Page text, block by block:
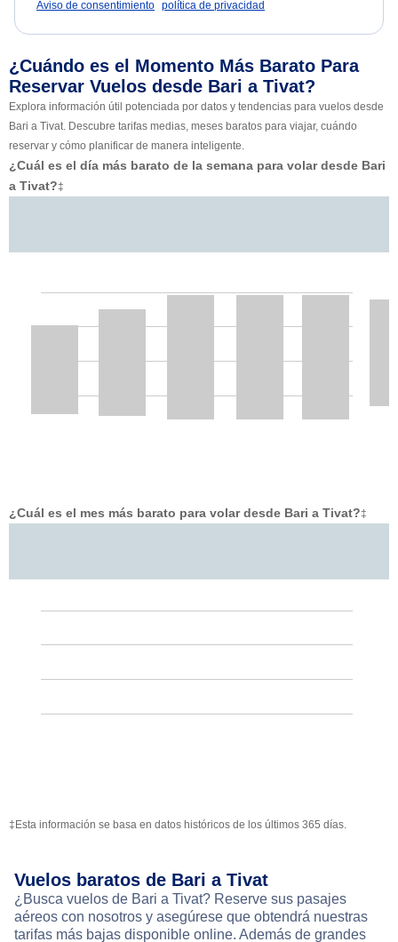
Aviso de consentimiento política de privacidad
¿Cuándo es el Momento Más Barato Para
Reservar Vuelos desde Bari a Tivat?
Explora información útil potenciada por datos y tendencias para vuelos desde
Bari a Tivat. Descubre tarifas medias, meses baratos para viajar, cuándo
reservar y cómo planificar de manera inteligente.
¿Cuál es el día más barato de la semana para volar desde Bari
a Tivat?‡
¿Cuál es el mes más barato para volar desde Bari a Tivat?‡
‡Esta información se basa en datos históricos de los últimos 365 días.
Vuelos baratos de Bari a Tivat
¿Busca vuelos de Bari a Tivat? Reserve sus pasajes
aéreos con nosotros y asegúrese que obtendrá nuestras
tarifas más bajas disponible online. Además de grandes